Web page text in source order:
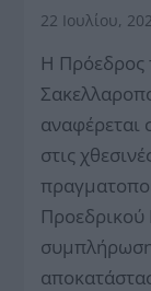
22 Ιουλίου,
Η Πρόεδρος
αναφέρεται
στις